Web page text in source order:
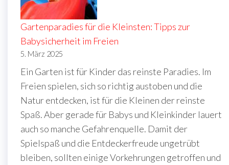
Gartenparadies für die Kleinsten: Tipps zur
Babysicherheit im Freien
5. März 2025
Ein Garten ist für Kinder das reinste Paradies. Im
Freien spielen, sich so richtig austoben und die
Natur entdecken, ist für die Kleinen der reinste
Spaß. Aber gerade für Babys und Kleinkinder lauert
auch so manche Gefahrenquelle. Damit der
Spielspaß und die Entdeckerfreude ungetrübt
bleiben, sollten einige Vorkehrungen getroffen und